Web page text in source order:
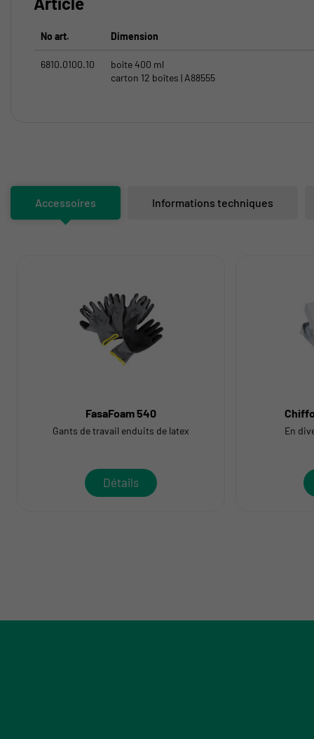
No art. Dimension
6810.0100.10
boîte 400 ml
carton 12 boîtes | A88555
Accessoires Informations techniques
FasaFoam 540
Gants de travail enduits de latex
Détails
En